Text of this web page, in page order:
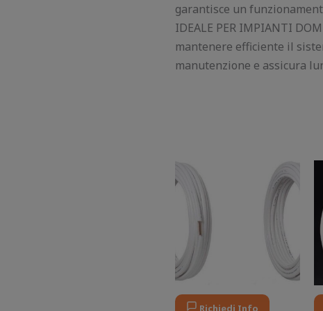
garantisce un
IDEALE PER IMPIANTI
mantenere efficiente il
manutenzione e assicura
Richiedi Info
prezzo
attuale
è:
120,00 €.